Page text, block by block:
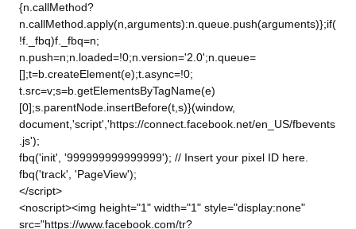
{n.callMethod?
n.callMethod.apply(n,arguments):n.queue.push(arguments)};if(
!f._fbq)f._fbq=n;
n.push=n;n.loaded=!0;n.version='2.0';n.queue=
[];t=b.createElement(e);t.async=!0;
t.src=v;s=b.getElementsByTagName(e)
[0];s.parentNode.insertBefore(t,s)}(window,
document,'script','https://connect.facebook.net/en_US/fbevents
.js');
fbq('init', '999999999999999'); // Insert your pixel ID here.
fbq('track', 'PageView');
</script>
<noscript><img height="1" width="1" style="display:none"
src="https://www.facebook.com/tr?